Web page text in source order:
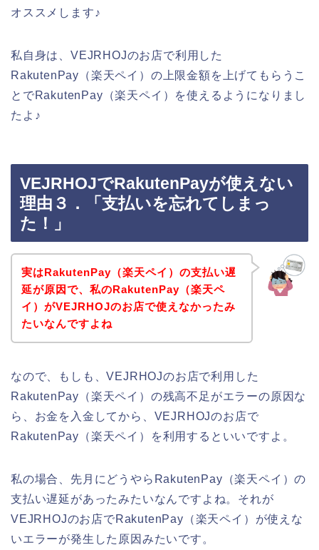
オススメします♪
私自身は、VEJRHOJのお店で利用した
RakutenPay（楽天ペイ）の上限金額を上げてもらうこ
とでRakutenPay（楽天ペイ）を使えるようになりまし
たよ♪
VEJRHOJでRakutenPayが使えない
理由３．「支払いを忘れてしまっ
た！」
実はRakutenPay（楽天ペイ）の支払い遅
延が原因で、私のRakutenPay（楽天ペ
イ）がVEJRHOJのお店で使えなかったみ
たいなんですよね
なので、もしも、VEJRHOJのお店で利用した
RakutenPay（楽天ペイ）の残高不足がエラーの原因な
ら、お金を入金してから、VEJRHOJのお店で
RakutenPay（楽天ペイ）を利用するといいですよ。
私の場合、先月にどうやらRakutenPay（楽天ペイ）の
支払い遅延があったみたいなんですよね。それが
VEJRHOJのお店でRakutenPay（楽天ペイ）が使えな
いエラーが発生した原因みたいです。